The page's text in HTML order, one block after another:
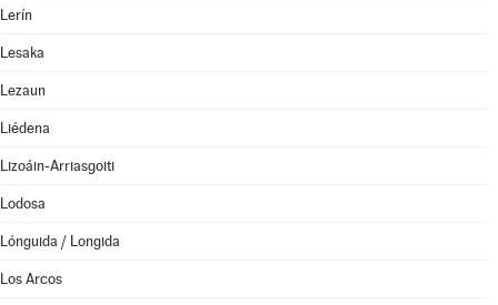
Lerín
Lesaka
Lezaun
Liédena
Lizoáin-Arriasgoiti
Lodosa
Lónguida / Longida
Los Arcos